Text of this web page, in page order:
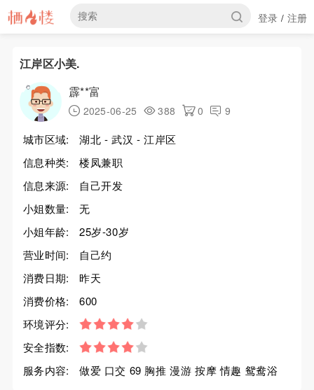
登录 / 注册
江岸区小美.
霹**富
2025-06-25 388 0 9
城市区域:
湖北 - 武汉 - 江岸区
信息种类:
楼凤兼职
信息来源:
自己开发
小姐数量:
无
小姐年龄:
25岁-30岁
营业时间:
自己约
消费日期:
昨天
消费价格:
600
环境评分:
安全指数:
服务内容:
做爱 口交 69 胸推 漫游 按摩 情趣 鸳鸯浴